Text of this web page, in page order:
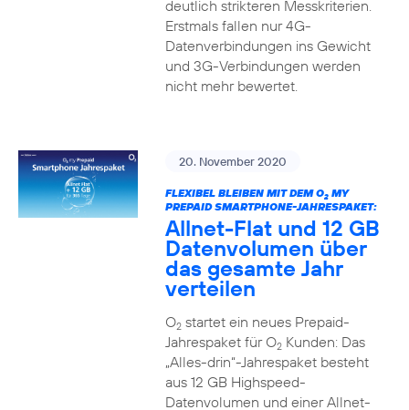
deutlich strikteren Messkriterien.
Erstmals fallen nur 4G-
Datenverbindungen ins Gewicht
und 3G-Verbindungen werden
nicht mehr bewertet.
20. November 2020
FLEXIBEL BLEIBEN MIT DEM O2MY
PREPAID SMARTPHONE-JAHRESPAKET:
Allnet-Flat und 12 GB
Datenvolumen über
das gesamte Jahr
verteilen
O2startet ein neues Prepaid-
Jahrespaket für O2Kunden: Das
„Alles-drin“-Jahrespaket besteht
aus 12 GB Highspeed-
Datenvolumen und einer Allnet-